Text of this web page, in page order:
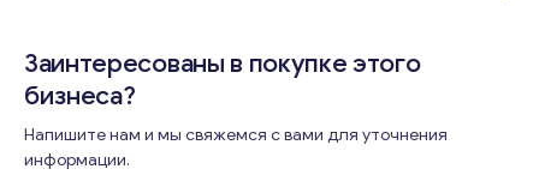
Заинтересованы в покупке этого
бизнеса?
Напишите нам и мы свяжемся с вами для уточнения
информации.